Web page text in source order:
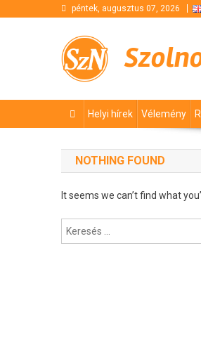
péntek, augusztus 07, 2026
Helyi hírek Vélemény
NOTHING FOUND
It seems we can’t find what
Keresés: